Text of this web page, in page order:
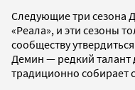
Следующие три сезона
«Реала», и эти сезоны
сообществу
Демин — редкий талант
традиционно собирает